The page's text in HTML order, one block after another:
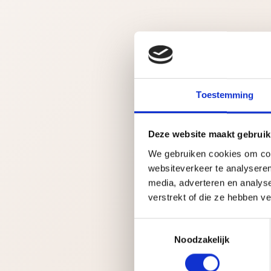
Toestemming
Deze website maakt
We gebruiken cookies om
websiteverkeer te
media, adverteren en
verstrekt of die ze hebben
Noodzakelijk